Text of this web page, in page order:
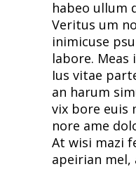
habeo ullum
Veritus um
inimicuse
labore.
Ius vitae
an harum
vix bore euis
nore ame
At wisi mazi
apeirian mel,